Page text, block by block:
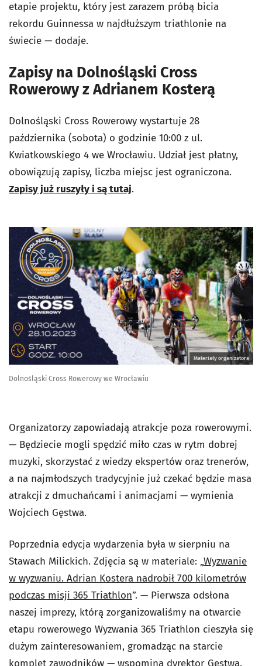
etapie projektu, który jest zarazem próbą bicia
rekordu Guinnessa w najdłuższym triathlonie na
świecie — dodaje.
Zapisy na Dolnośląski Cross
Rowerowy z Adrianem Kosterą
Dolnośląski Cross Rowerowy wystartuje 28
października (sobota) o godzinie 10:00 z ul.
Kwiatkowskiego 4 we Wrocławiu. Udział jest płatny,
obowiązują zapisy, liczba miejsc jest ograniczona.
Zapisy już ruszyły i są tutaj.
Materiały organizatora
Dolnośląski Cross Rowerowy we Wrocławiu
Organizatorzy zapowiadają atrakcje poza rowerowymi.
— Będziecie mogli spędzić miło czas w rytm dobrej
muzyki, skorzystać z wiedzy ekspertów oraz trenerów,
a na najmłodszych tradycyjnie już czekać będzie masa
atrakcji z dmuchańcami i animacjami — wymienia
Wojciech Gęstwa.
Poprzednia edycja wydarzenia była w sierpniu na
Stawach Milickich. Zdjęcia są w materiale: „Wyzwanie
w wyzwaniu. Adrian Kostera nadrobił 700 kilometrów
podczas misji 365 Triathlon”. — Pierwsza odsłona
naszej imprezy, którą zorganizowaliśmy na otwarcie
etapu rowerowego Wyzwania 365 Triathlon cieszyła się
dużym zainteresowaniem, gromadząc na starcie
komplet zawodników — wspomina dyrektor Gęstwa.